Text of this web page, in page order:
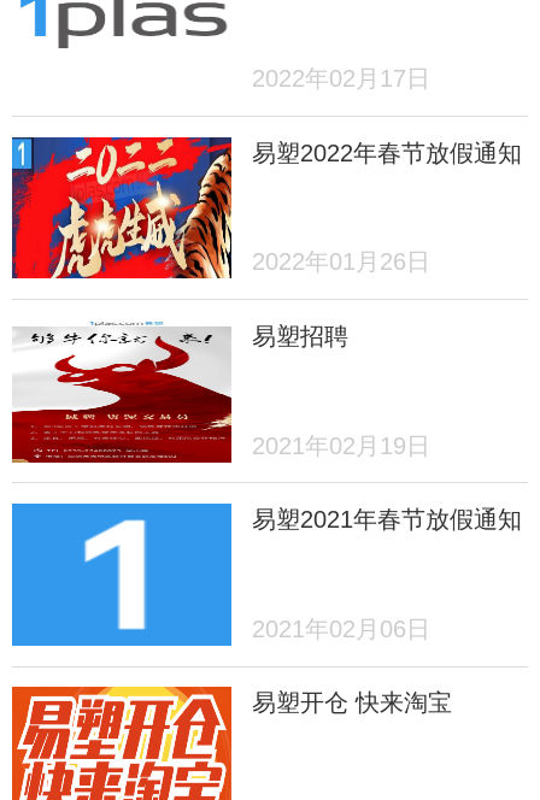
2022年02月17日
易塑2022年春节放假通知
2022年01月26日
易塑招聘
2021年02月19日
易塑2021年春节放假通知
2021年02月06日
易塑开仓 快来淘宝